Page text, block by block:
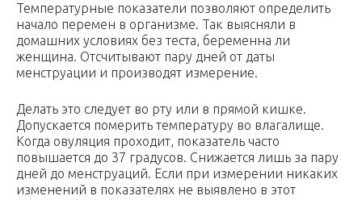
Температурные показатели позволяют определить
начало перемен в организме. Так выясняли в
домашних условиях без теста, беременна ли
женщина. Отсчитывают пару дней от даты
менструации и производят измерение.
Делать это следует во рту или в прямой кишке.
Допускается померить температуру во влагалище.
Когда овуляция проходит, показатель часто
повышается до 37 градусов. Снижается лишь за пару
дней до менструаций. Если при измерении никаких
изменений в показателях не выявлено в этот